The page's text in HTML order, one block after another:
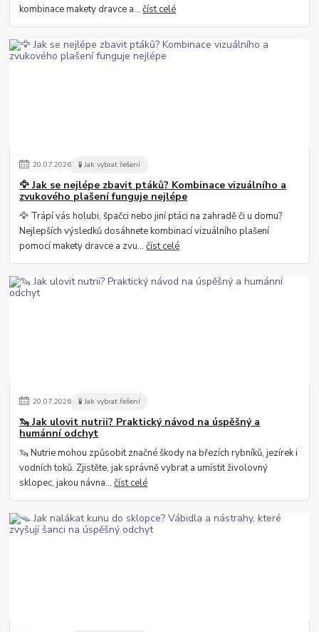
kombinace makety dravce a...číst celé
20.07.2026 🧪 Jak vybrat řešení
🦅 Jak se nejlépe zbavit ptáků? Kombinace vizuálního a
zvukového plašení funguje nejlépe
🦅 Trápí vás holubi, špačci nebo jiní ptáci na zahradě či u domu?
Nejlepších výsledků dosáhnete kombinací vizuálního plašení
pomocí makety dravce a zvu...číst celé
20.07.2026 🧪 Jak vybrat řešení
🦦 Jak ulovit nutrii? Praktický návod na úspěšný a
humánní odchyt
🦦 Nutrie mohou způsobit značné škody na březích rybníků, jezírek i
vodních toků. Zjistěte, jak správně vybrat a umístit živolovný
sklopec, jakou návna...číst celé